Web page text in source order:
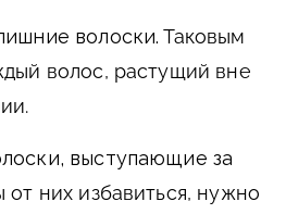
волоски. Таковым
волос, растущий вне
выступающие за
от них избавиться, нужно